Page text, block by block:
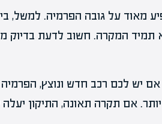
מאוד על גובה הפרמיה. למשל,
תמיד המקרה. חשוב לדעת בדיוק
יש לכם רכב חדש ונוצץ,
אם תקרה תאונה, התיקון